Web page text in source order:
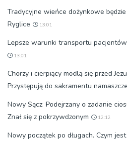
Tradycyjne wieńce dożynkowe
Ryglice
13:01
Lepsze warunki transportu
13:01
Chorzy i cierpiący modlą się przed
Przystępują do sakramentu
Nowy Sącz: Podejrzany o zadanie
Znał się z pokrzywdzonym
12:12
Nowy początek po długach. Czym